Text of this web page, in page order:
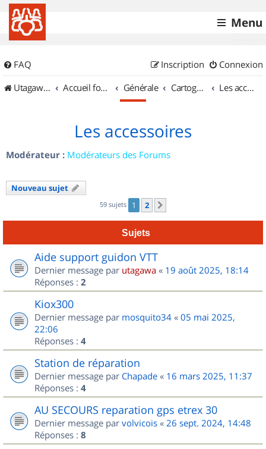
Menu
FAQ Connexion
Inscription
UtagawaVTT (Randos VTT et VTTAE avec traces GPS)
Accueil forum Générale Cartographie et GPS Les accessoires
Les accessoires
Modérateur : Modérateurs des Forums
Nouveau sujet
59 sujets 1 2
Sujets
Aide support guidon VTT
Dernier message par utagawa « 19 août 2025, 18:14
Réponses : 2
Kiox300
Dernier message par mosquito34 « 05 mai 2025,
22:06
Réponses : 4
Station de réparation
Dernier message par Chapade « 16 mars 2025, 11:37
Réponses : 4
AU SECOURS reparation gps etrex 30
Dernier message par volvicois « 26 sept. 2024, 14:48
Réponses : 8